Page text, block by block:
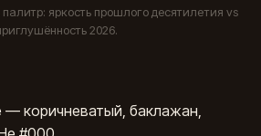
яркость прошлого десятилетия vs
2026.
— коричневатый, баклажан,